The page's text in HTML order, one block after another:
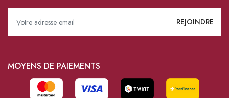
MOYENS DE PAIEMENTS